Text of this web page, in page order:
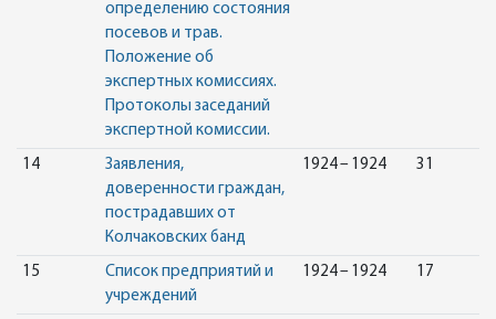
определению состояния
посевов и трав.
Положение об
экспертных комиссиях.
Протоколы заседаний
экспертной комиссии.
14
Заявления,
доверенности граждан,
пострадавших от
Колчаковских банд
1924 – 1924 31
15
Список предприятий и
учреждений
1924 – 1924 17